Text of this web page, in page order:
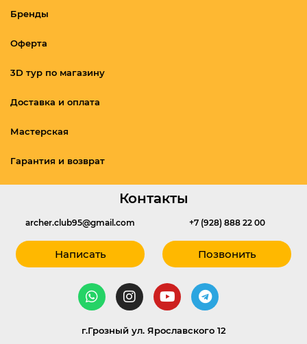
Бренды
Оферта
3D тур по магазину
Доставка и оплата
Мастерская
Гарантия и возврат
Контакты
archer.club95@gmail.com
Написать
+7 (928) 888 22 00
Позвонить
г.Грозный ул. Ярославского 12